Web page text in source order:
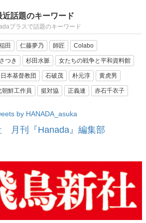
近話題のキーワード
プラスで話題のキーワード
田 仁藤夢乃 師匠 Colabo
つき 杉田水脈 女たちの戦争と平和資料館
日本基督教団 石破茂 朴元淳 黄虎男
朝鮮工作員 挺対協 正義連 赤石千衣子
by HANADA_asuka
月刊『Hanada』編集部